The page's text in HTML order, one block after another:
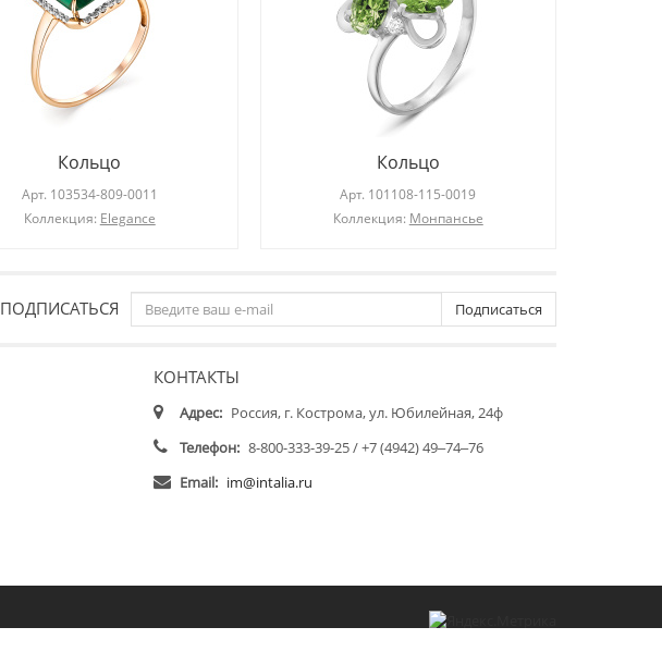
Кольцо
Арт. 103534-809-0011
Коллекция: Elegance
Кольцо
Арт. 101108-115-0019
Коллекция: Монпансье
ПОДПИСАТЬСЯ Подписаться
КОНТАКТЫ
Адрес: Россия, г. Кострома, ул. Юбилейная, 24ф
Телефон: 8-800-333-39-25 / +7 (4942) 49‒74‒76
Email: im@intalia.ru